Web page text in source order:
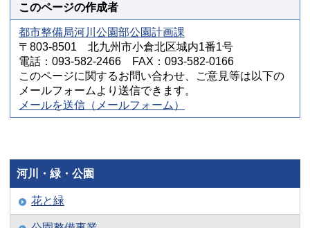
このページの作成者
都市整備局河川公園部公園計画課
〒803-8501 北九州市小倉北区城内1番1号
電話：093-582-2466 FAX：093-582-0166
このページに関するお問い合わせ、ご意見等は以下の
メールフォームより送信できます。
メールを送信（メールフォーム）
河川・緑・公園
花と緑